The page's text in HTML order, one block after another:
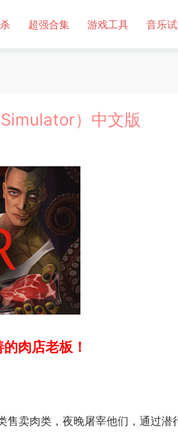
超强合集 游戏工具 音乐
）中文版
肉店老板！
售卖肉类，夜晚屠宰他们，通过潜